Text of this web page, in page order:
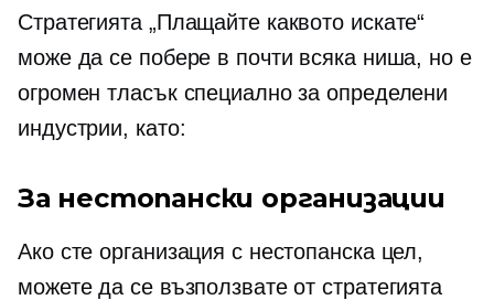
Стратегията „Плащайте каквото искате“
може да се побере в почти всяка ниша, но е
огромен тласък специално за определени
индустрии, като:
За нестопански организации
Ако сте организация с нестопанска цел,
можете да се възползвате от стратегията